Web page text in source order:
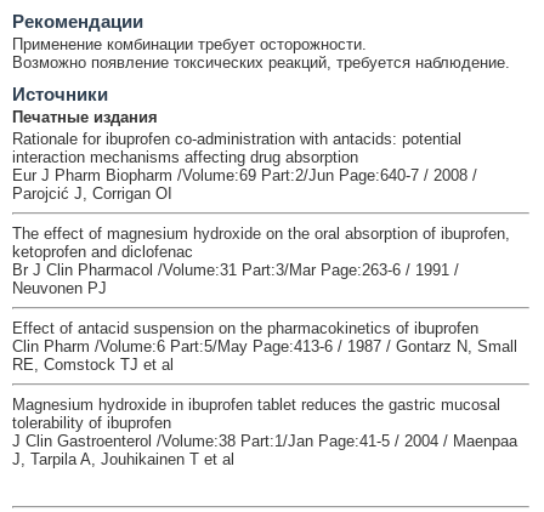
Рекомендации
Применение комбинации требует осторожности.
Возможно появление токсических реакций, требуется наблюдение.
Источники
Печатные издания
Rationale for ibuprofen co-administration with antacids: potential
interaction mechanisms affecting drug absorption
Eur J Pharm Biopharm /Volume:69 Part:2/Jun Page:640-7 / 2008 /
Parojcić J, Corrigan OI
The effect of magnesium hydroxide on the oral absorption of ibuprofen,
ketoprofen and diclofenac
Br J Clin Pharmacol /Volume:31 Part:3/Mar Page:263-6 / 1991 /
Neuvonen PJ
Effect of antacid suspension on the pharmacokinetics of ibuprofen
Clin Pharm /Volume:6 Part:5/May Page:413-6 / 1987 / Gontarz N, Small
RE, Comstock TJ et al
Magnesium hydroxide in ibuprofen tablet reduces the gastric mucosal
tolerability of ibuprofen
J Clin Gastroenterol /Volume:38 Part:1/Jan Page:41-5 / 2004 / Maenpaa
J, Tarpila A, Jouhikainen T et al